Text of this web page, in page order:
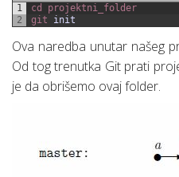
1
2
cd projektni_folder
git init
Ova naredba unutar našeg
Od tog trenutka Git prati
je da obrišemo ovaj folder.